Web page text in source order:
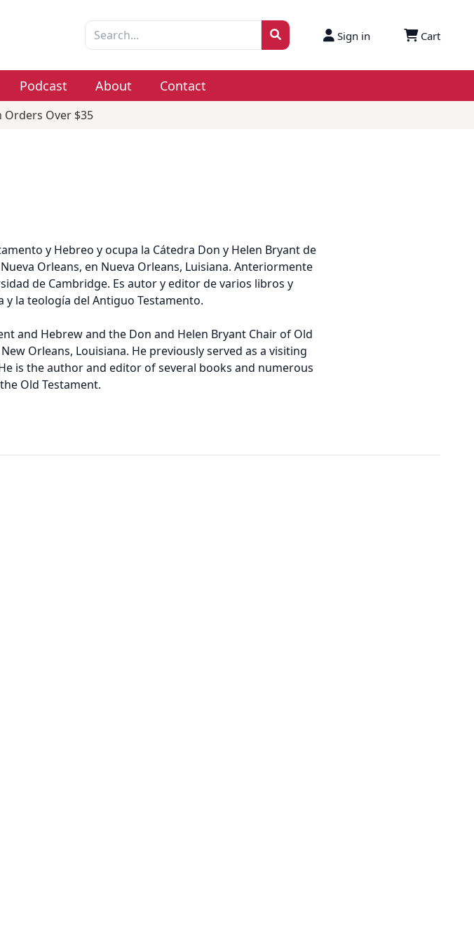
Sign in Cart
Podcast About Contact
Orders Over $35
y Hebreo y ocupa la Cátedra Don y Helen Bryant de
Orleans, en Nueva Orleans, Luisiana. Anteriormente
de Cambridge. Es autor y editor de varios libros y
la teología del Antiguo Testamento.
and Hebrew and the Don and Helen Bryant Chair of Old
Orleans, Louisiana. He previously served as a visiting
is the author and editor of several books and numerous
Old Testament.